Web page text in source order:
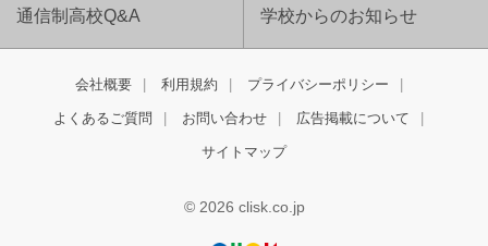
通信制高校Q&A 学校からのお知らせ
会社概要 利用規約 プライバシーポリシー
よくあるご質問 お問い合わせ 広告掲載について
サイトマップ
© 2026 clisk.co.jp